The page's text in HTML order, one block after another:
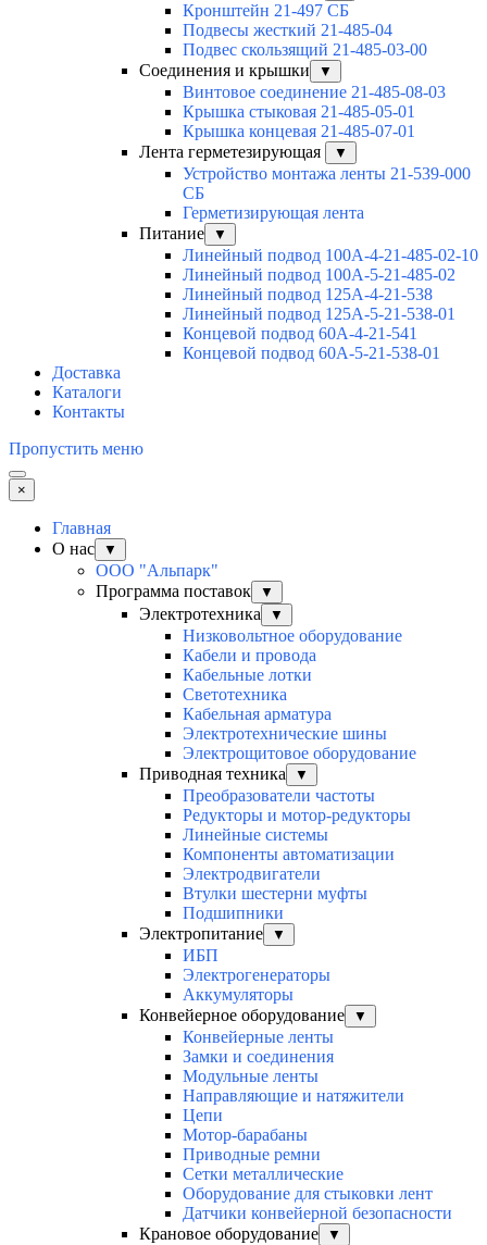
Кронштейн 21-497 СБ
Подвесы жесткий 21-485-04
Подвес скользящий 21-485-03-00
Соединения и крышки
▼
Винтовое соединение 21-485-08-03
Крышка стыковая 21-485-05-01
Крышка концевая 21-485-07-01
Лента герметезирующая
▼
Устройство монтажа ленты 21-539-000
СБ
Герметизирующая лента
Питание
▼
Линейный подвод 100А-4-21-485-02-10
Линейный подвод 100А-5-21-485-02
Линейный подвод 125А-4-21-538
Линейный подвод 125А-5-21-538-01
Концевой подвод 60А-4-21-541
Концевой подвод 60А-5-21-538-01
Доставка
Каталоги
Контакты
Пропустить меню
×
Главная
О нас
▼
ООО "Альпарк"
Программа поставок
▼
Электротехника ▼
Низковольтное оборудование
Кабели и провода
Кабельные лотки
Светотехника
Кабельная арматура
Электротехнические шины
Электрощитовое оборудование
Приводная техника
▼
Преобразователи частоты
Редукторы и мотор-редукторы
Линейные системы
Компоненты автоматизации
Электродвигатели
Втулки шестерни муфты
Подшипники
Электропитание
▼
ИБП
Электрогенераторы
Аккумуляторы
Конвейерное оборудование
▼
Конвейерные ленты
Замки и соединения
Модульные ленты
Направляющие и натяжители
Цепи
Мотор-барабаны
Приводные ремни
Сетки металлические
Оборудование для стыковки лент
Датчики конвейерной безопасности
Крановое оборудование
▼